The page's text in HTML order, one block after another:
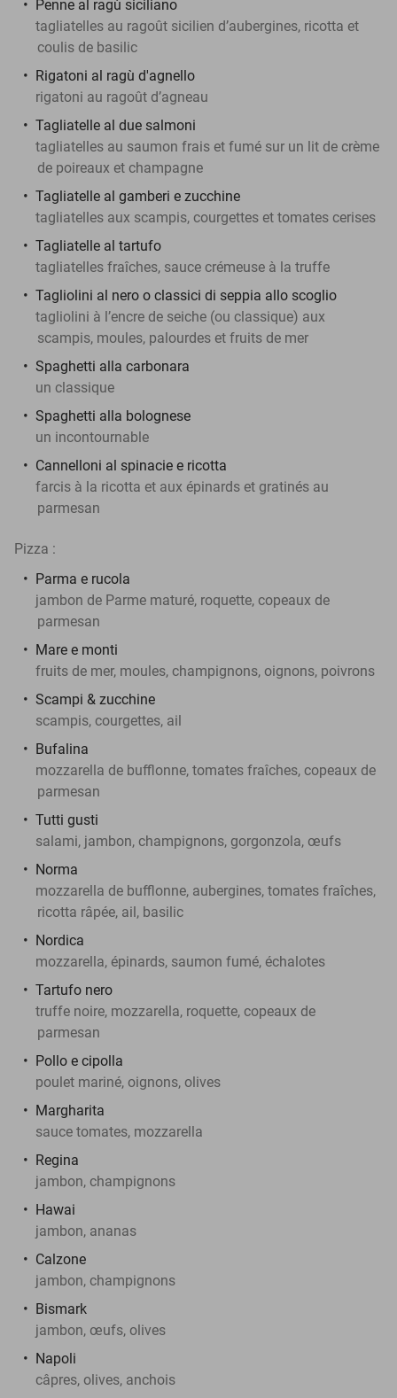
Penne al ragù siciliano
tagliatelles au ragoût sicilien d’aubergines, ricotta et
coulis de basilic
Rigatoni al ragù d'agnello
rigatoni au ragoût d’agneau
Tagliatelle al due salmoni
tagliatelles au saumon frais et fumé sur un lit de crème
de poireaux et champagne
Tagliatelle al gamberi e zucchine
tagliatelles aux scampis, courgettes et tomates cerises
Tagliatelle al tartufo
tagliatelles fraîches, sauce crémeuse à la truffe
Tagliolini al nero o classici di seppia allo scoglio
tagliolini à l’encre de seiche (ou classique) aux
scampis, moules, palourdes et fruits de mer
Spaghetti alla carbonara
un classique
Spaghetti alla bolognese
un incontournable
Cannelloni al spinacie e ricotta
farcis à la ricotta et aux épinards et gratinés au
parmesan
Pizza :
Parma e rucola
jambon de Parme maturé, roquette, copeaux de
parmesan
Mare e monti
fruits de mer, moules, champignons, oignons, poivrons
Scampi & zucchine
scampis, courgettes, ail
Bufalina
mozzarella de bufflonne, tomates fraîches, copeaux de
parmesan
Tutti gusti
salami, jambon, champignons, gorgonzola, œufs
Norma
mozzarella de bufflonne, aubergines, tomates fraîches,
ricotta râpée, ail, basilic
Nordica
mozzarella, épinards, saumon fumé, échalotes
Tartufo nero
truffe noire, mozzarella, roquette, copeaux de
parmesan
Pollo e cipolla
poulet mariné, oignons, olives
Margharita
sauce tomates, mozzarella
Regina
jambon, champignons
Hawai
jambon, ananas
Calzone
jambon, champignons
Bismark
jambon, œufs, olives
Napoli
câpres, olives, anchois